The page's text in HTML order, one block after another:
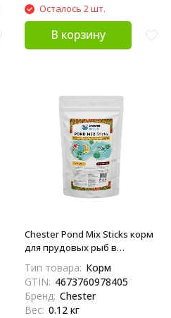
Осталось 2 шт.
В корзину
Chester Pond Mix Sticks корм
для прудовых рыб в
Тип товара: Корм
GTIN: 4673760978405
Бренд: Chester
Вес: 0.12 кг